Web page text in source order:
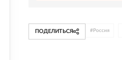
ПОДЕЛИТЬСЯ # Россия